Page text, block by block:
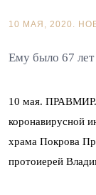
10 МАЯ, 2020.
Ему было 67 лет
10 мая. ПРАВМИР.
коронавирусной
храма Покрова
протоиерей